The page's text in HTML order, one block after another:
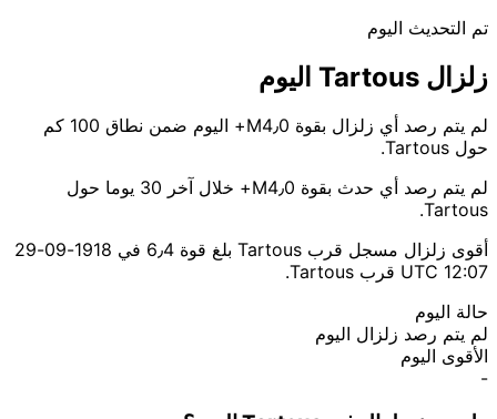
تم التحديث اليوم
زلزال Tartous اليوم
لم يتم رصد أي زلزال بقوة M4٫0+ اليوم ضمن نطاق 100 كم
حول Tartous.
لم يتم رصد أي حدث بقوة M4٫0+ خلال آخر 30 يوما حول
Tartous.
أقوى زلزال مسجل قرب Tartous بلغ قوة 6٫4 في 1918-09-29
12:07 UTC قرب Tartous.
حالة اليوم
لم يتم رصد زلزال اليوم
الأقوى اليوم
-